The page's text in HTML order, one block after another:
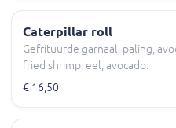
Caterpillar roll
Gefrituurde garnaal, paling,
fried shrimp, eel, avocado.
€ 16,50